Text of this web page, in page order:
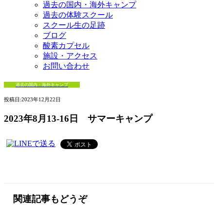
過去の国内・海外キャンプ
過去の体験スクール
スクール生の足跡
ブログ
酸素カプセル
施設・アクセス
お問い合わせ
過去の国内・海外キャンプ
投稿日:2023年12月22日
2023年8月13-16日 サマーキャンプ
関連記事もどうぞ